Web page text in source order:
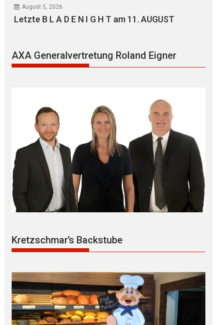
August 5, 2026
Letzte B L A D E N I G H T am 11. AUGUST
AXA Generalvertretung Roland Eigner
Kretzschmar’s Backstube